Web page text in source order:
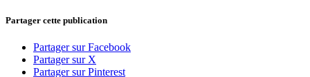
Partager cette publication
Partager sur Facebook
Partager sur X
Partager sur Pinterest